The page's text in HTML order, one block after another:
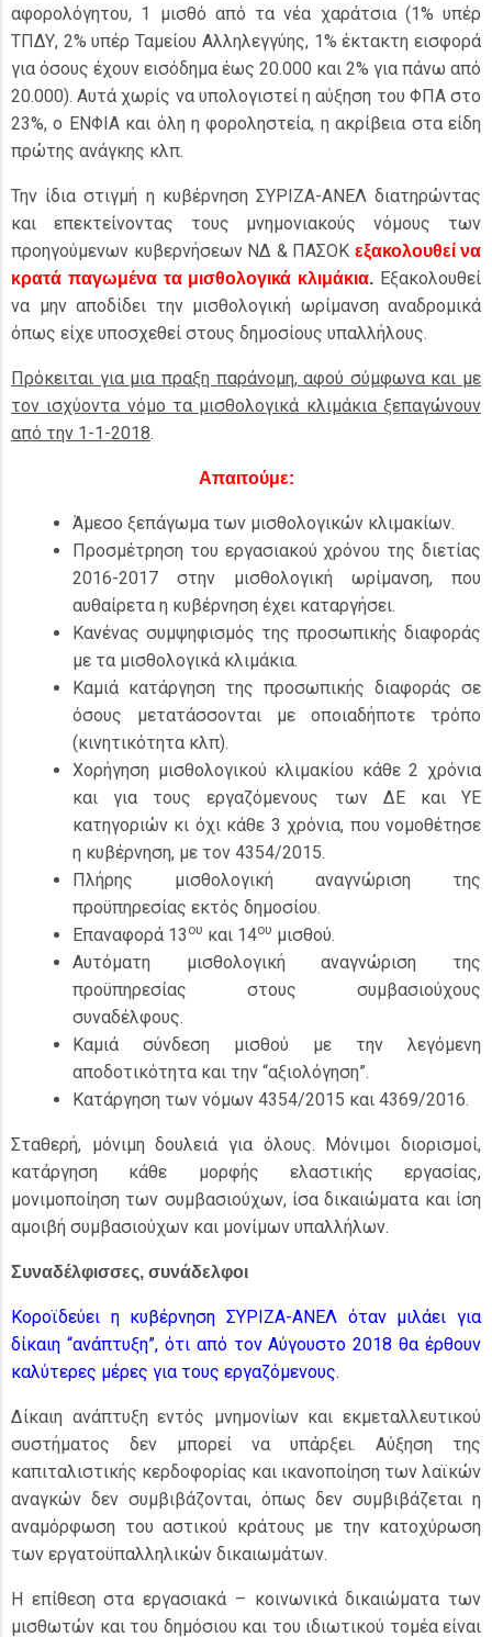
αφορολόγητου, 1 μισθό από τα νέα χαράτσια (1% υπέρ
ΤΠΔΥ, 2% υπέρ Ταμείου Αλληλεγγύης, 1% έκτακτη εισφορά
για όσους έχουν εισόδημα έως 20.000 και 2% για πάνω από
20.000). Αυτά χωρίς να υπολογιστεί η αύξηση του ΦΠΑ στο
23%, ο ΕΝΦΙΑ και όλη η φοροληστεία, η ακρίβεια στα είδη
πρώτης ανάγκης κλπ.
Την ίδια στιγμή η κυβέρνηση ΣΥΡΙΖΑ-ΑΝΕΛ διατηρώντας
και επεκτείνοντας τους μνημονιακούς νόμους των
προηγούμενων κυβερνήσεων ΝΔ & ΠΑΣΟΚ εξακολουθεί να
κρατά παγωμένα τα μισθολογικά κλιμάκια. Εξακολουθεί
να μην αποδίδει την μισθολογική ωρίμανση αναδρομικά
όπως είχε υποσχεθεί στους δημοσίους υπαλλήλους.
Πρόκειται για μια πραξη παράνομη, αφού σύμφωνα και με
τον ισχύοντα νόμο τα μισθολογικά κλιμάκια ξεπαγώνουν
από την 1-1-2018.
Απαιτούμε:
Άμεσο ξεπάγωμα των μισθολογικών κλιμακίων.
Προσμέτρηση του εργασιακού χρόνου της διετίας
2016-2017 στην μισθολογική ωρίμανση, που
αυθαίρετα η κυβέρνηση έχει καταργήσει.
Κανένας συμψηφισμός της προσωπικής διαφοράς
με τα μισθολογικά κλιμάκια.
Καμιά κατάργηση της προσωπικής διαφοράς σε
όσους μετατάσσονται με οποιαδήποτε τρόπο
(κινητικότητα κλπ).
Χορήγηση μισθολογικού κλιμακίου κάθε 2 χρόνια
και για τους εργαζόμενους των ΔΕ και ΥΕ
κατηγοριών κι όχι κάθε 3 χρόνια, που νομοθέτησε
η κυβέρνηση, με τον 4354/2015.
Πλήρης μισθολογική αναγνώριση της
προϋπηρεσίας εκτός δημοσίου.
Επαναφορά 13 ου και 14ου μισθού.
Αυτόματη μισθολογική αναγνώριση της
προϋπηρεσίας στους συμβασιούχους
συναδέλφους.
Καμιά σύνδεση μισθού με την λεγόμενη
αποδοτικότητα και την “αξιολόγηση”.
Κατάργηση των νόμων 4354/2015 και 4369/2016.
Σταθερή, μόνιμη δουλειά για όλους. Μόνιμοι διορισμοί,
κατάργηση κάθε μορφής ελαστικής εργασίας,
μονιμοποίηση των συμβασιούχων, ίσα δικαιώματα και ίση
αμοιβή συμβασιούχων και μονίμων υπαλλήλων.
Συναδέλφισσες, συνάδελφοι
Κοροϊδεύει η κυβέρνηση ΣΥΡΙΖΑ-ΑΝΕΛ όταν μιλάει για
δίκαιη “ανάπτυξη”, ότι από τον Αύγουστο 2018 θα έρθουν
καλύτερες μέρες για τους εργαζόμενους.
Δίκαιη ανάπτυξη εντός μνημονίων και εκμεταλλευτικού
συστήματος δεν μπορεί να υπάρξει. Αύξηση της
καπιταλιστικής κερδοφορίας και ικανοποίηση των λαϊκών
αναγκών δεν συμβιβάζονται, όπως δεν συμβιβάζεται η
αναμόρφωση του αστικού κράτους με την κατοχύρωση
των εργατοϋπαλληλικών δικαιωμάτων.
Η επίθεση στα εργασιακά – κοινωνικά δικαιώματα των
μισθωτών και του δημόσιου και του ιδιωτικού τομέα είναι